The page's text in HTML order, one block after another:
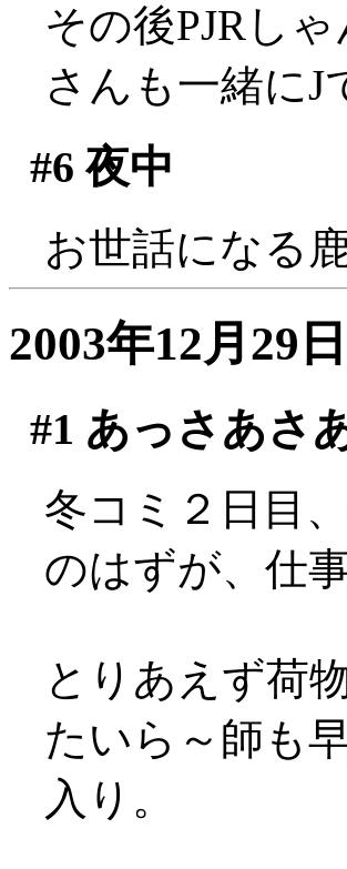
その後PJRし
さんも一緒にJ
#6 夜中
お世話になる
2003年12月29
#1 あっさあさ
冬コミ２日目
のはずが、仕
とりあえず荷
たいら～師も
入り。